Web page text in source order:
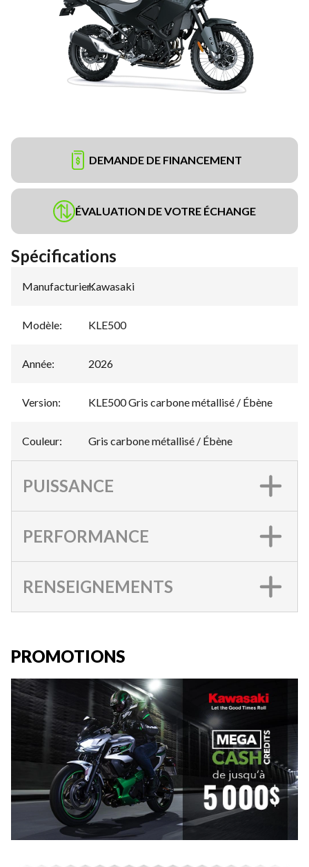
DEMANDE DE FINANCEMENT
ÉVALUATION DE VOTRE ÉCHANGE
Spécifications
Manufacturier:
Kawasaki
Modèle: KLE500
Année: 2026
Version: KLE500 Gris carbone métallisé / Ébène
Couleur: Gris carbone métallisé / Ébène
PUISSANCE
PERFORMANCE
RENSEIGNEMENTS
PROMOTIONS